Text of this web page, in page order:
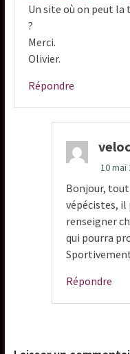
Un site où on peut la
?
Merci.
Olivier.
Répondre
10 mai
Bonjour, tout
vépécistes,
renseigner
qui pourra
Répondre